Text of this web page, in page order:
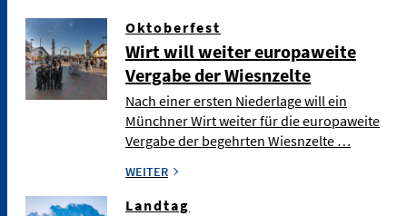
Oktoberfest
Wirt will weiter europaweite
Vergabe der Wiesnzelte
Nach einer ersten Niederlage will ein
Münchner Wirt weiter für die europaweite
Vergabe der begehrten Wiesnzelte …
WEITER
Landtag